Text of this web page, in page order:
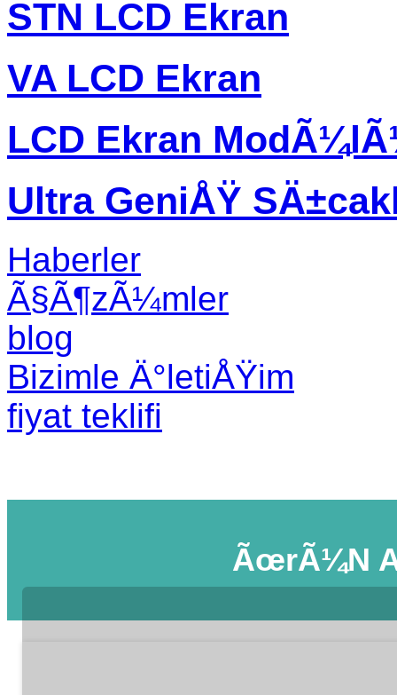
STN LCD Ekran
VA LCD Ekran
LCD Ekran
Ultra GeniÅŸ
Haberler
Ã§Ã¶zÃ¼mler
blog
Bizimle Ä°letiÅŸim
fiyat teklifi
ÃœrÃ¼n